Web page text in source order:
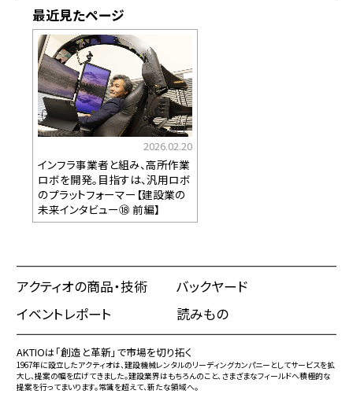
最近見たページ
2026.02.20
インフラ事業者と組み、高所作業
ロボを開発。目指すは、汎用ロボ
のプラットフォーマー【建設業の
未来インタビュー⑱ 前編】
アクティオの商品・技術
バックヤード
イベントレポート
読みもの
AKTIOは「創造と革新」で市場を切り拓く
1967年に設立したアクティオは、建設機械レンタルのリーディングカンパニーとしてサービスを拡
大し、提案の幅を広げてきました。建設業界はもちろんのこと、さまざまなフィールドへ積極的な
提案を行ってまいります。常識を超えて、新たな領域へ。